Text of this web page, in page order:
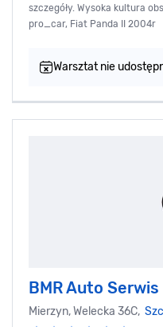
szczegóły. Wysoka kultura
pro_car, Fiat Panda II 2004r
Warsztat nie
BMR Auto Serwis
Mierzyn, Welecka 36C,